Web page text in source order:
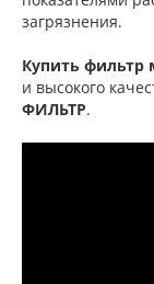
загрязнения.
Купить фильтр
и высокого
ФИЛЬТР.